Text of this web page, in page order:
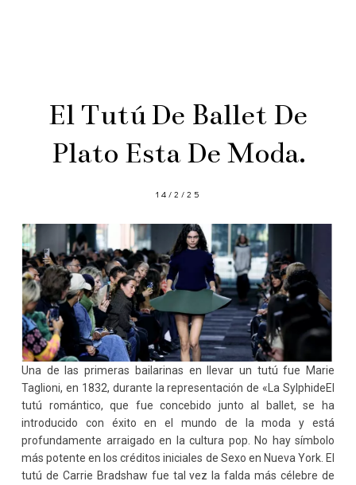
El Tutú De Ballet De
Plato Esta De Moda.
14/2/25
Una de las primeras bailarinas en llevar un tutú fue Marie
Taglioni, en 1832, durante la representación de «La SylphideEl
tutú romántico, que fue concebido junto al ballet, se ha
introducido con éxito en el mundo de la moda y está
profundamente arraigado en la cultura pop. No hay símbolo
más potente en los créditos iniciales de Sexo en Nueva York. El
tutú de Carrie Bradshaw fue tal vez la falda más célebre de